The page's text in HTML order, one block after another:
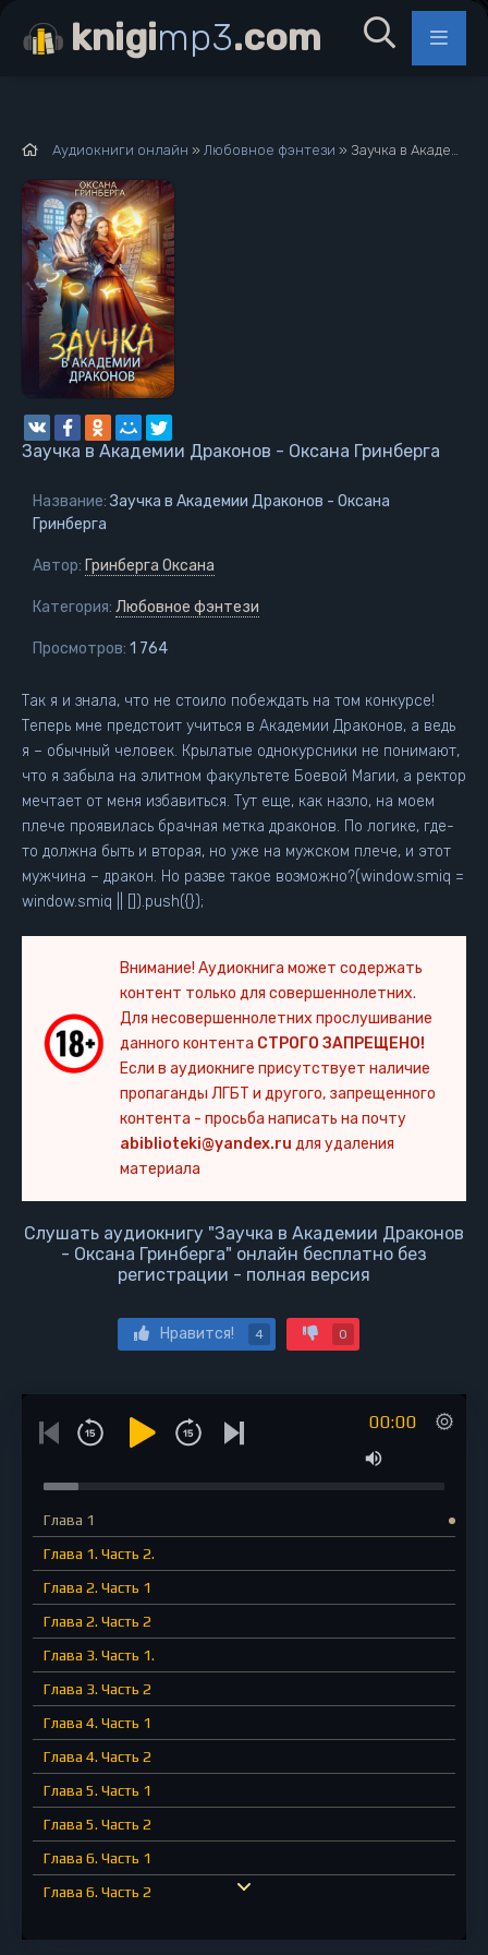
Аудиокниги онлайн » Любовное фэнтези » Заучка в Академии Драконов - Оксана Гринберга
Заучка в Академии Драконов - Оксана Гринберга
Название: Заучка в Академии Драконов - Оксана
Гринберга
Автор: Гринберга Оксана
Категория: Любовное фэнтези
Просмотров: 1 764
Так я и знала, что не стоило побеждать на том конкурсе!
Теперь мне предстоит учиться в Академии Драконов, а ведь
я – обычный человек. Крылатые однокурсники не понимают,
что я забыла на элитном факультете Боевой Магии, а ректор
мечтает от меня избавиться. Тут еще, как назло, на моем
плече проявилась брачная метка драконов. По логике, где-
то должна быть и вторая, но уже на мужском плече, и этот
мужчина – дракон. Но разве такое возможно?(window.smiq =
window.smiq || []).push({});
Внимание! Аудиокнига может содержать
контент только для совершеннолетних.
Для несовершеннолетних прослушивание
данного контента СТРОГО ЗАПРЕЩЕНО!
Если в аудиокниге присутствует наличие
пропаганды ЛГБТ и другого, запрещенного
контента - просьба написать на почту
abiblioteki@yandex.ru для удаления
материала
Слушать аудиокнигу "Заучка в Академии Драконов
- Оксана Гринберга" онлайн бесплатно без
регистрации - полная версия
Нравится! 4 0
00:00
Глава 1
Глава 1. Часть 2.
Глава 2. Часть 1
Глава 2. Часть 2
Глава 3. Часть 1.
Глава 3. Часть 2
Глава 4. Часть 1
Глава 4. Часть 2
Глава 5. Часть 1
Глава 5. Часть 2
Глава 6. Часть 1
Глава 6. Часть 2
knigimp3.com